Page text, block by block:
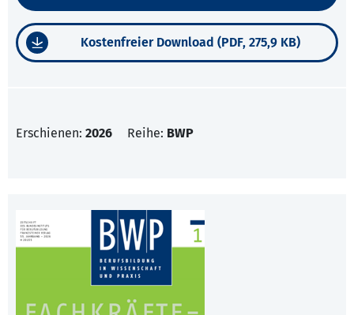
Kostenfreier Download (PDF, 275,9 KB)
Erschienen: 2026 Reihe: BWP